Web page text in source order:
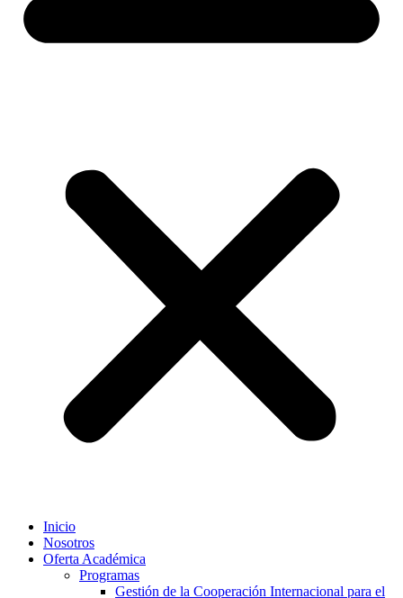
Inicio
Nosotros
Oferta Académica
Programas
Gestión de la Cooperación Internacional para el